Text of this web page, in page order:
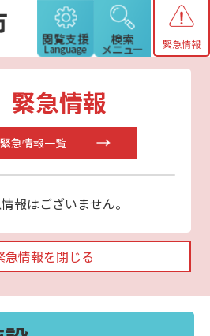
緊急情報
緊急情報
緊急情報一覧
報はございません。
急情報を閉じる